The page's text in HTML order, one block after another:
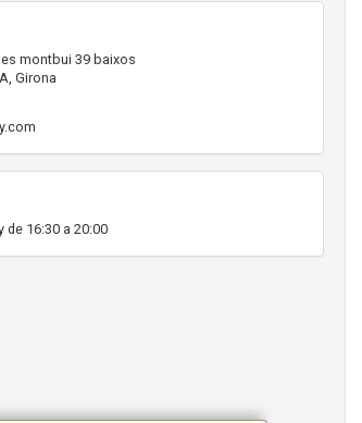
montbui 39 baixos
, Girona
de 16:30 a 20:00